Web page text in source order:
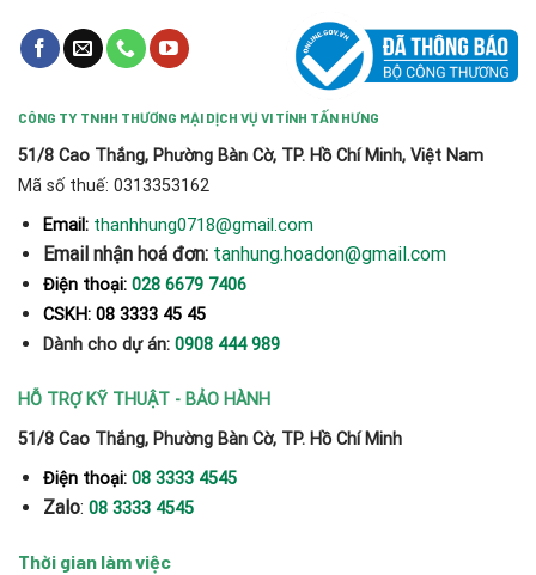
CÔNG TY TNHH THƯƠNG MẠI DỊCH VỤ VI TÍNH TẤN HƯNG
51/8 Cao Thắng, Phường Bàn Cờ, TP. Hồ Chí Minh, Việt Nam
Mã số thuế: 0313353162
Email: thanhhung0718@gmail.com
Email nhận hoá đơn: tanhung.hoadon@gmail.com
Điện thoại: 028 6679 7406
CSKH: 08 3333 45 45
Dành cho dự án: 0908 444 989
HỖ TRỢ KỸ THUẬT - BẢO HÀNH
51/8 Cao Thắng, Phường Bàn Cờ, TP. Hồ Chí Minh
Điện thoại: 08 3333 4545
Zalo: 08 3333 4545
Thời gian làm việc